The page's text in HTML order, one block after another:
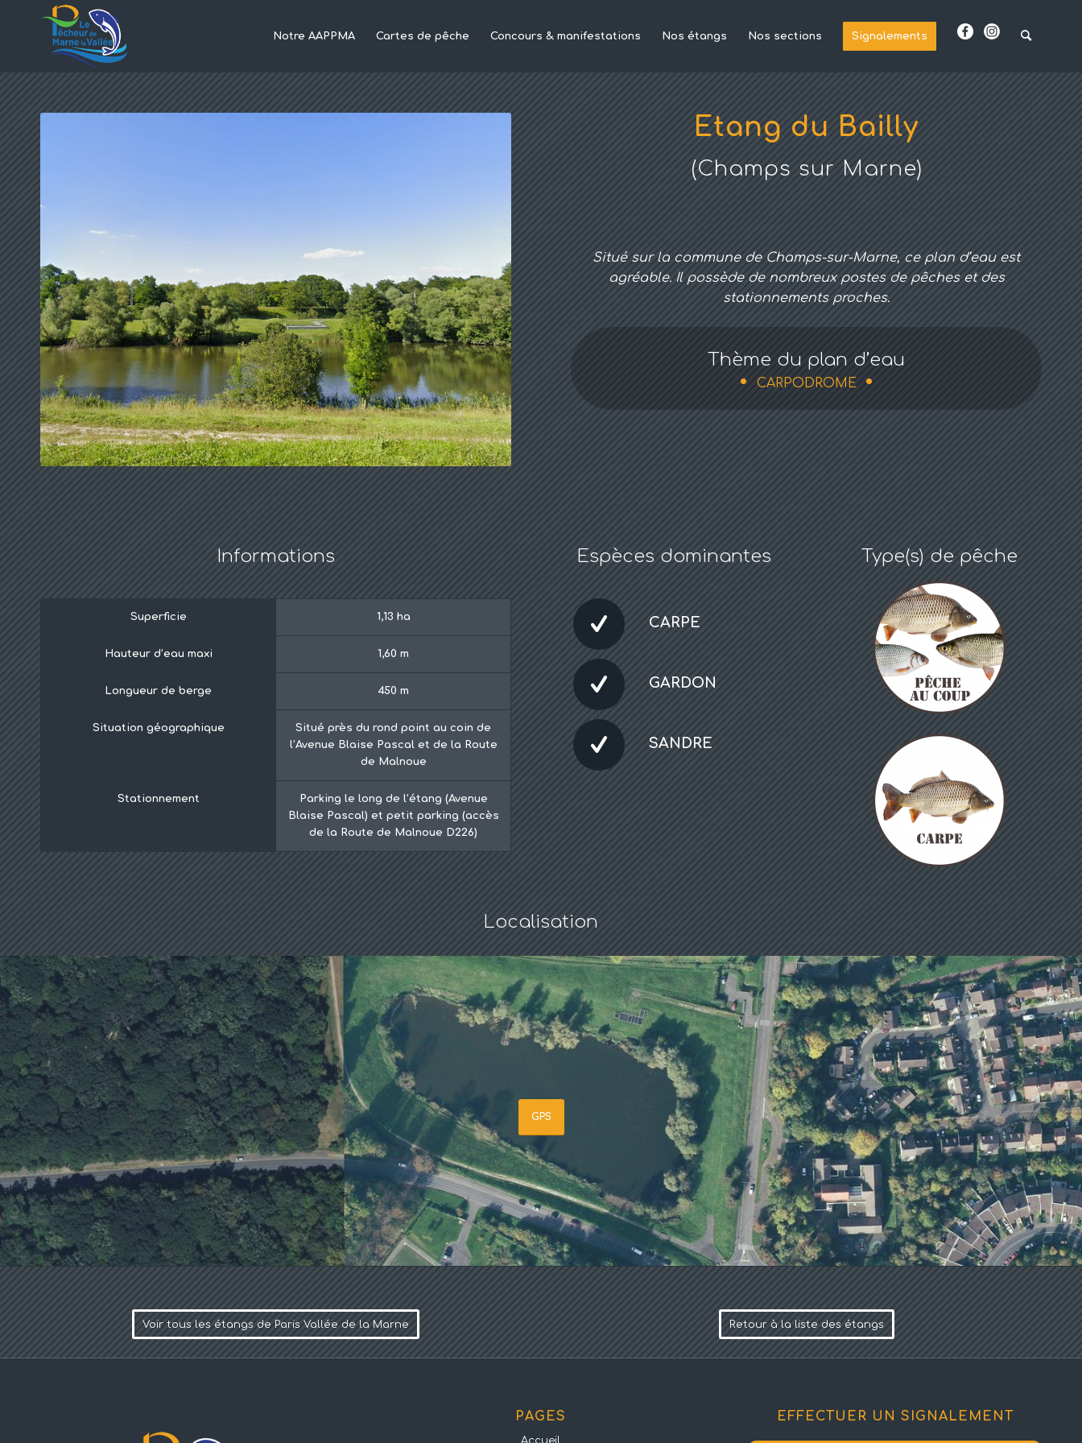
Notre AAPPMA Cartes de pêche Concours & manifestations Nos étangs Nos sections Signalements
Etang du Bailly
(Champs sur Marne)
Situé sur la commune de Champs-sur-Marne, ce plan d’eau est
agréable. Il possède de nombreux postes de pêches et des
stationnements proches.
Thème du plan d’eau
CARPODROME
Informations
Superficie 1,13 ha
Hauteur d’eau maxi 1,60 m
Longueur de berge 450 m
Situation géographique
Situé près du rond point au coin de
l’Avenue Blaise Pascal et de la Route
de Malnoue
Stationnement
Parking le long de l’étang (Avenue
Blaise Pascal) et petit parking (accès
de la Route de Malnoue D226)
Espèces dominantes
CARPE
GARDON
SANDRE
Type(s) de pêche
Localisation
GPS
Voir tous les étangs de Paris Vallée de la Marne Retour à la liste des étangs
PAGES
Accueil
EFFECTUER UN SIGNALEMENT